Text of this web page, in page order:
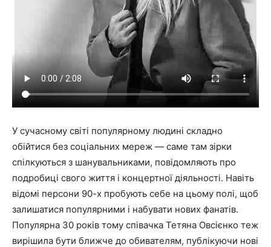
У сучасному світі популярному людині складно
обійтися без соціальних мереж — саме там зірки
спілкуються з шанувальниками, повідомляють про
подробиці свого життя і концертної діяльності. Навіть
відомі персони 90-х пробують себе на цьому полі, щоб
залишатися популярними і набувати нових фанатів.
Популярна 30 років тому співачка Тетяна Овсієнко теж
вирішила бути ближче до обивателям, публікуючи нові